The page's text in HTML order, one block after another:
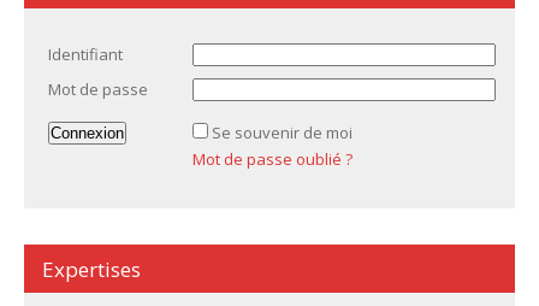
Identifiant
Mot de passe
Se souvenir de moi
Mot de passe oublié ?
Expertises